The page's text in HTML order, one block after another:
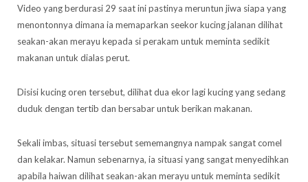
Video yang berdurasi 29 saat ini pastinya meruntun jiwa siapa yang
menontonnya dimana ia memaparkan seekor kucing jalanan dilihat
seakan-akan merayu kepada si perakam untuk meminta sedikit
makanan untuk dialas perut.
Disisi kucing oren tersebut, dilihat dua ekor lagi kucing yang sedang
duduk dengan tertib dan bersabar untuk berikan makanan.
Sekali imbas, situasi tersebut sememangnya nampak sangat comel
dan kelakar. Namun sebenarnya, ia situasi yang sangat menyedihkan
apabila haiwan dilihat seakan-akan merayu untuk meminta sedikit